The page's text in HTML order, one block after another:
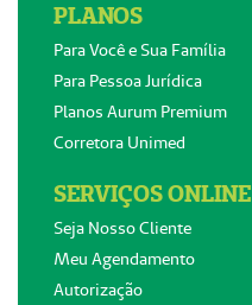
PLANOS
Para Você e Sua Família
Para Pessoa Jurídica
Planos Aurum Premium
Corretora Unimed
SERVIÇOS ONLINE
Seja Nosso Cliente
Meu Agendamento
Autorização